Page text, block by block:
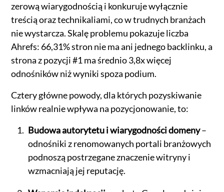
zerową wiarygodnością i konkuruje wyłącznie
treścią oraz technikaliami, co w trudnych branżach
nie wystarcza. Skalę problemu pokazuje liczba
Ahrefs: 66,31% stron nie ma ani jednego backlinku, a
strona z pozycji #1 ma średnio 3,8x więcej
odnośników niż wyniki spoza podium.
Cztery główne powody, dla których pozyskiwanie
linków realnie wpływa na pozycjonowanie, to:
Budowa autorytetu i wiarygodności domeny–
odnośniki z renomowanych portali branżowych
podnoszą postrzegane znaczenie witryny i
wzmacniają jej reputację.